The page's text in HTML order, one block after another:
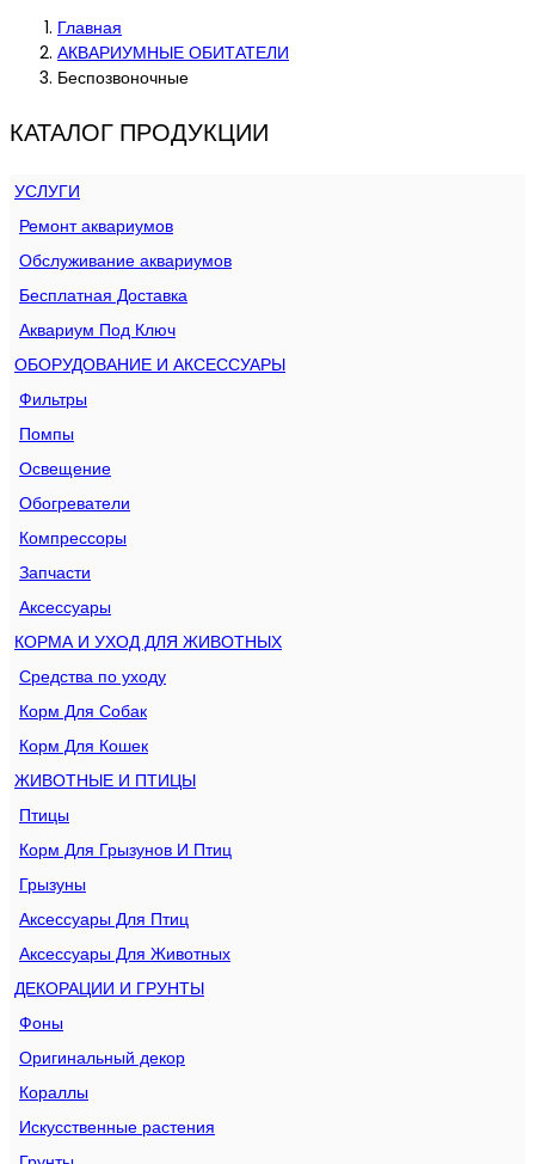
Главная
АКВАРИУМНЫЕ ОБИТАТЕЛИ
Беспозвоночные
КАТАЛОГ ПРОДУКЦИИ
УСЛУГИ
Ремонт аквариумов
Обслуживание аквариумов
Бесплатная Доставка
Аквариум Под Ключ
ОБОРУДОВАНИЕ И АКСЕССУАРЫ
Фильтры
Помпы
Освещение
Обогреватели
Компрессоры
Запчасти
Аксессуары
КОРМА И УХОД ДЛЯ ЖИВОТНЫХ
Средства по уходу
Корм Для Собак
Корм Для Кошек
ЖИВОТНЫЕ И ПТИЦЫ
Птицы
Корм Для Грызунов И Птиц
Грызуны
Аксессуары Для Птиц
Аксессуары Для Животных
ДЕКОРАЦИИ И ГРУНТЫ
Фоны
Оригинальный декор
Кораллы
Искусственные растения